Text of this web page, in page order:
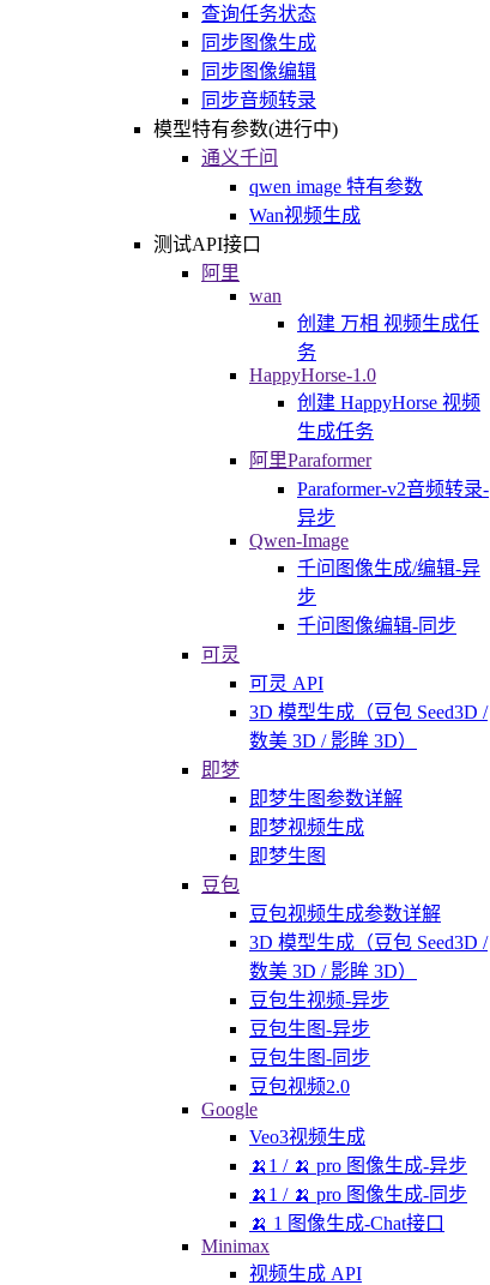
查询任务状态
同步图像生成
同步图像编辑
同步音频转录
模型特有参数(进行中)
通义千问
qwen image 特有参数
Wan视频生成
测试API接口
阿里
wan
创建 万相 视频生成任
务
HappyHorse-1.0
创建 HappyHorse 视频
生成任务
阿里Paraformer
Paraformer-v2音频转录-
异步
Qwen-Image
千问图像生成/编辑-异
步
千问图像编辑-同步
可灵
可灵 API
3D 模型生成（豆包 Seed3D /
数美 3D / 影眸 3D）
即梦
即梦生图参数详解
即梦视频生成
即梦生图
豆包
豆包视频生成参数详解
3D 模型生成（豆包 Seed3D /
数美 3D / 影眸 3D）
豆包生视频-异步
豆包生图-异步
豆包生图-同步
豆包视频2.0
Google
Veo3视频生成
🍌1 / 🍌 pro 图像生成-异步
🍌1 / 🍌 pro 图像生成-同步
🍌 1 图像生成-Chat接口
Minimax
视频生成 API